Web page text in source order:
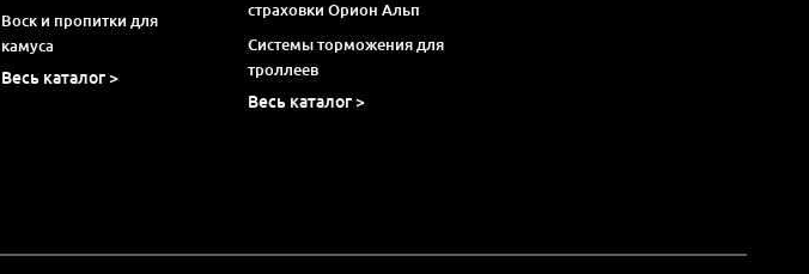
Воск и пропитки для
камуса
Весь каталог >
страховки Орион Альп
Системы торможения для
троллеев
Весь каталог >